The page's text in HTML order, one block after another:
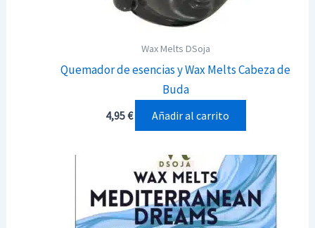
Wax Melts DSoja
Quemador de esencias y Wax Melts Cabeza de
Buda
4,95€ Añadir al carrito